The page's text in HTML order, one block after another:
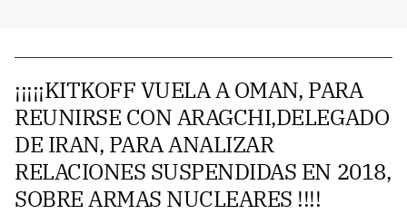
¡¡¡¡¡KITKOFF VUELA A OMAN, PARA
REUNIRSE CON ARAGCHI,DELEGADO
DE IRAN, PARA ANALIZAR
RELACIONES SUSPENDIDAS EN 2018,
SOBRE ARMAS NUCLEARES !!!!